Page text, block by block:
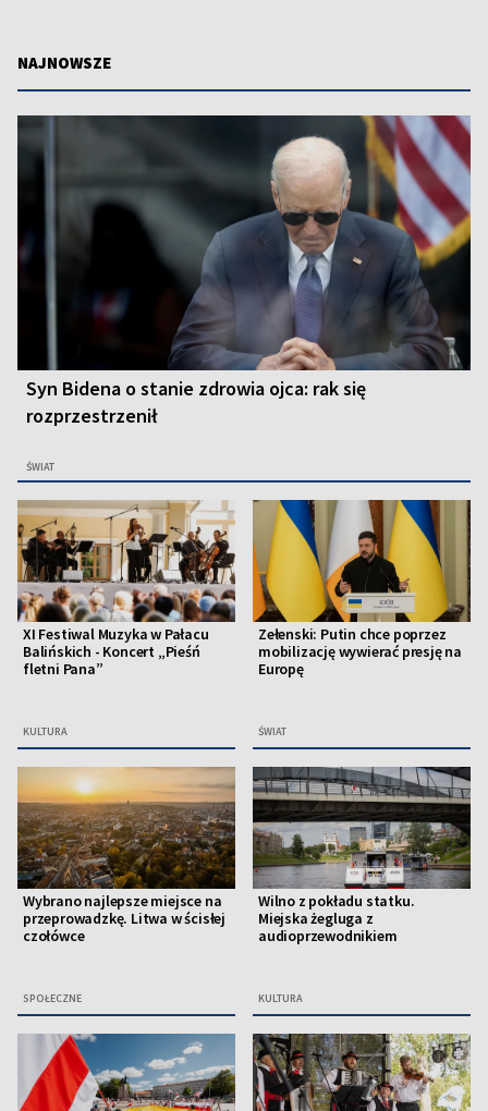
NAJNOWSZE
Syn Bidena o stanie zdrowia ojca: rak się
rozprzestrzenił
ŚWIAT
XI Festiwal Muzyka w Pałacu
Balińskich - Koncert „Pieśń
fletni Pana”
KULTURA
Zełenski: Putin chce poprzez
mobilizację wywierać presję na
Europę
ŚWIAT
Wybrano najlepsze miejsce na
przeprowadzkę. Litwa w ścisłej
czołówce
SPOŁECZNE
Wilno z pokładu statku.
Miejska żegluga z
audioprzewodnikiem
KULTURA